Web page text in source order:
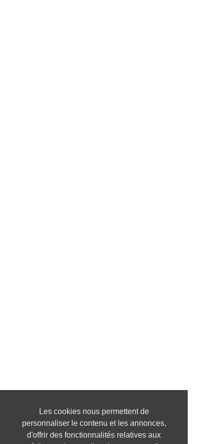
Les cookies nous permettent de
personnaliser le contenu et les annonces,
d'offrir des fonctionnalités relatives aux